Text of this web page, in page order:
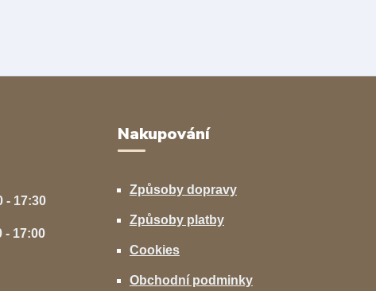
- 17:30
- 17:00
Nakupování
Způsoby dopravy
Způsoby platby
Cookies
Obchodní podminky